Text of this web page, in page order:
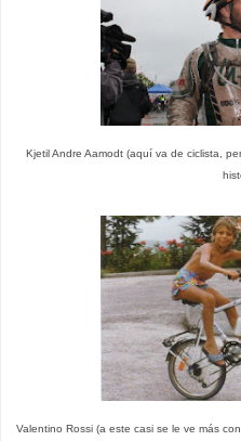
Kjetil Andre Aamodt (aquí va de ciclista,
Valentino Rossi (a este casi se le ve más